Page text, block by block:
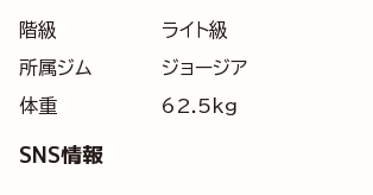
階級
ライト級
所属ジム
ジョージア
体重
62.5kg
SNS情報